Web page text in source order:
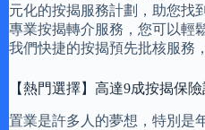
元化的按揭服務計劃，助您找
專業按揭轉介服務，您可以輕
我們快捷的按揭預先批核服務
【熱門選擇】高達9成按揭保險
置業是許多人的夢想，特別是